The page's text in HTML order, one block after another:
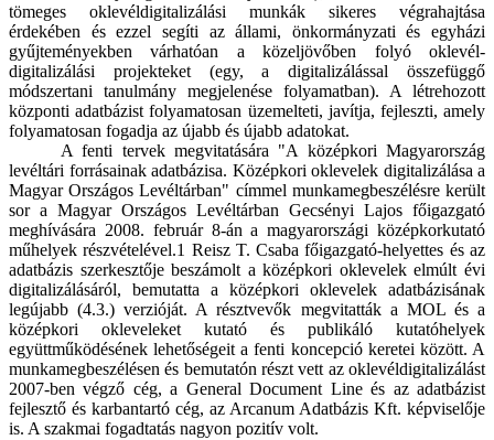
tömeges oklevéldigitalizálási munkák sikeres végrahajtása
érdekében és ezzel segíti az állami, önkormányzati és egyházi
gyűjteményekben várhatóan a közeljövőben folyó oklevél-
digitalizálási projekteket (egy, a digitalizálással összefüggő
módszertani tanulmány megjelenése folyamatban). A létrehozott
központi adatbázist folyamatosan üzemelteti, javítja, fejleszti, amely
folyamatosan fogadja az újabb és újabb adatokat.
A fenti tervek megvitatására "A középkori Magyarország
levéltári forrásainak adatbázisa. Középkori oklevelek digitalizálása a
Magyar Országos Levéltárban" címmel munkamegbeszélésre került
sor a Magyar Országos Levéltárban Gecsényi Lajos főigazgató
meghívására 2008. február 8-án a magyarországi középkorkutató
műhelyek részvételével.1 Reisz T. Csaba főigazgató-helyettes és az
adatbázis szerkesztője beszámolt a középkori oklevelek elmúlt évi
digitalizálásáról, bemutatta a középkori oklevelek adatbázisának
legújabb (4.3.) verzióját. A résztvevők megvitatták a MOL és a
középkori okleveleket kutató és publikáló kutatóhelyek
együttműködésének lehetőségeit a fenti koncepció keretei között. A
munkamegbeszélésen és bemutatón részt vett az oklevéldigitalizálást
2007-ben végző cég, a General Document Line és az adatbázist
fejlesztő és karbantartó cég, az Arcanum Adatbázis Kft. képviselője
is. A szakmai fogadtatás nagyon pozitív volt.